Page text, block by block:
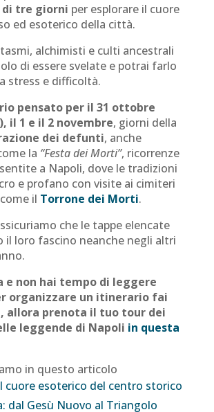
tre giorni per esplorare il cuore
ed esoterico della città.
alchimisti e culti ancestrali
di essere svelate e potrai farlo
stress e difficoltà.
pensato per il 31 ottobre
), il 1 e il 2 novembre, giorni della
dei defunti, anche
la “Festa dei Morti”, ricorrenze
a Napoli, dove le tradizioni
e profano con visite ai cimiteri
il Torrone dei Morti.
che le tappe elencate
il loro fascino neanche negli altri
e non hai tempo di leggere
organizzare un itinerario fai
allora prenota il tuo tour dei
leggende di Napoli in questa
in questo articolo
cuore esoterico del centro storico
dal Gesù Nuovo al Triangolo